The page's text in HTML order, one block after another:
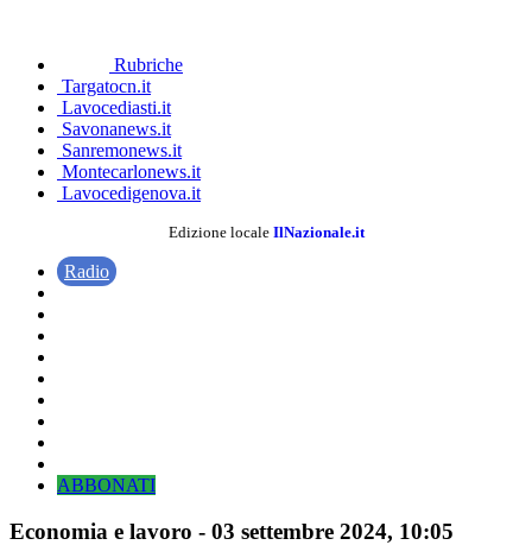
Rubriche
Targatocn.it
Lavocediasti.it
Savonanews.it
Sanremonews.it
Montecarlonews.it
Lavocedigenova.it
Edizione locale IlNazionale.it
Radio
ABBONATI
Economia e lavoro - 03 settembre 2024, 10:05